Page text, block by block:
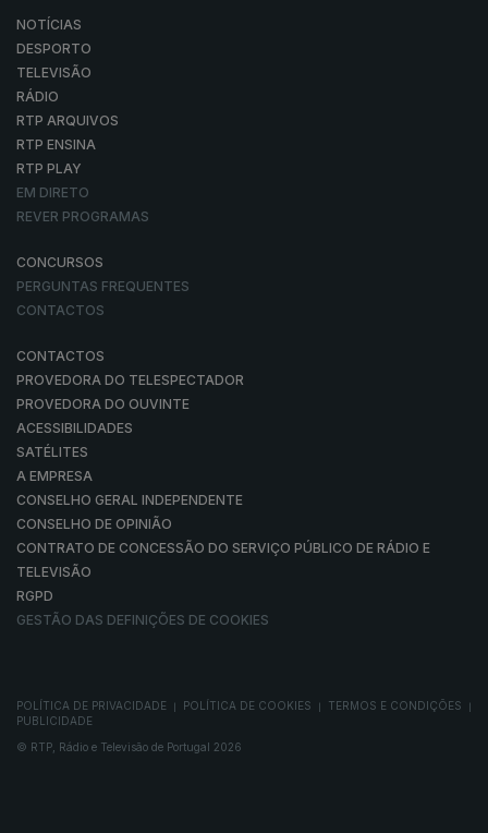
NOTÍCIAS
DESPORTO
TELEVISÃO
RÁDIO
RTP ARQUIVOS
RTP ENSINA
RTP PLAY
EM DIRETO
REVER PROGRAMAS
CONCURSOS
PERGUNTAS FREQUENTES
CONTACTOS
CONTACTOS
PROVEDORA DO TELESPECTADOR
PROVEDORA DO OUVINTE
ACESSIBILIDADES
SATÉLITES
A EMPRESA
CONSELHO GERAL INDEPENDENTE
CONSELHO DE OPINIÃO
CONTRATO DE CONCESSÃO DO SERVIÇO PÚBLICO DE RÁDIO E
TELEVISÃO
RGPD
GESTÃO DAS DEFINIÇÕES DE COOKIES
POLÍTICA DE PRIVACIDADE POLÍTICA DE COOKIES TERMOS E CONDIÇÕES
PUBLICIDADE
© RTP, Rádio e Televisão de Portugal 2026